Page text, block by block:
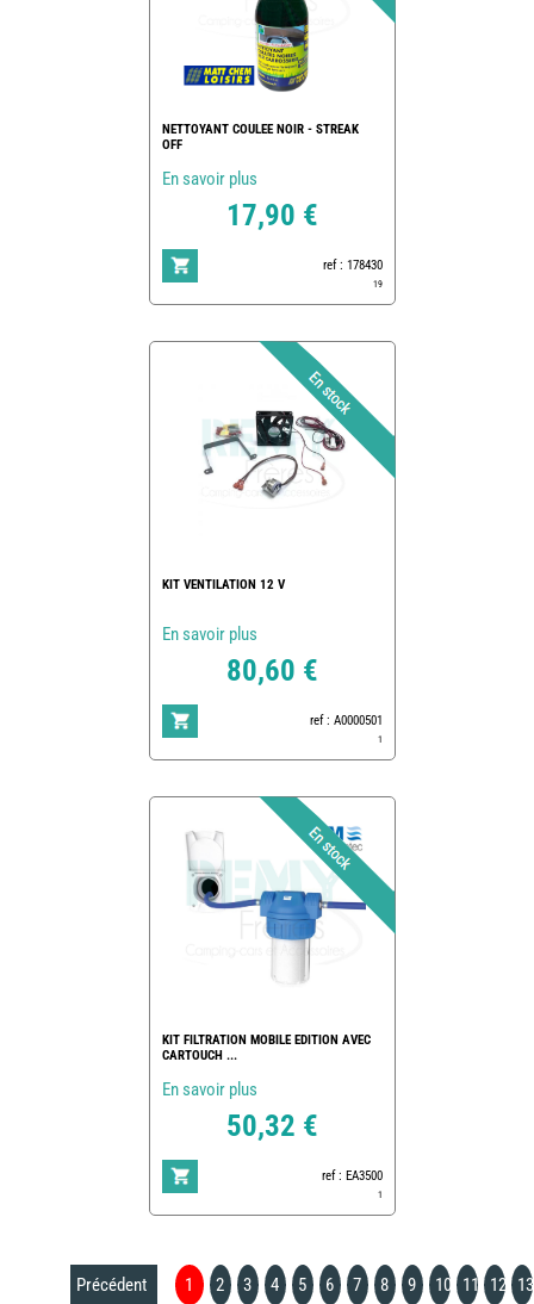
NETTOYANT COULEE NOIR - STREAK
OFF
En savoir plus
17,90 €
ref : 178430
19
KIT VENTILATION 12 V
En savoir plus
80,60 €
ref : A0000501
1
KIT FILTRATION MOBILE EDITION AVEC
CARTOUCH ...
En savoir plus
50,32 €
ref : EA3500
1
Précédent 1 2 3 4 5 6 7 8 9 10 11 12
13